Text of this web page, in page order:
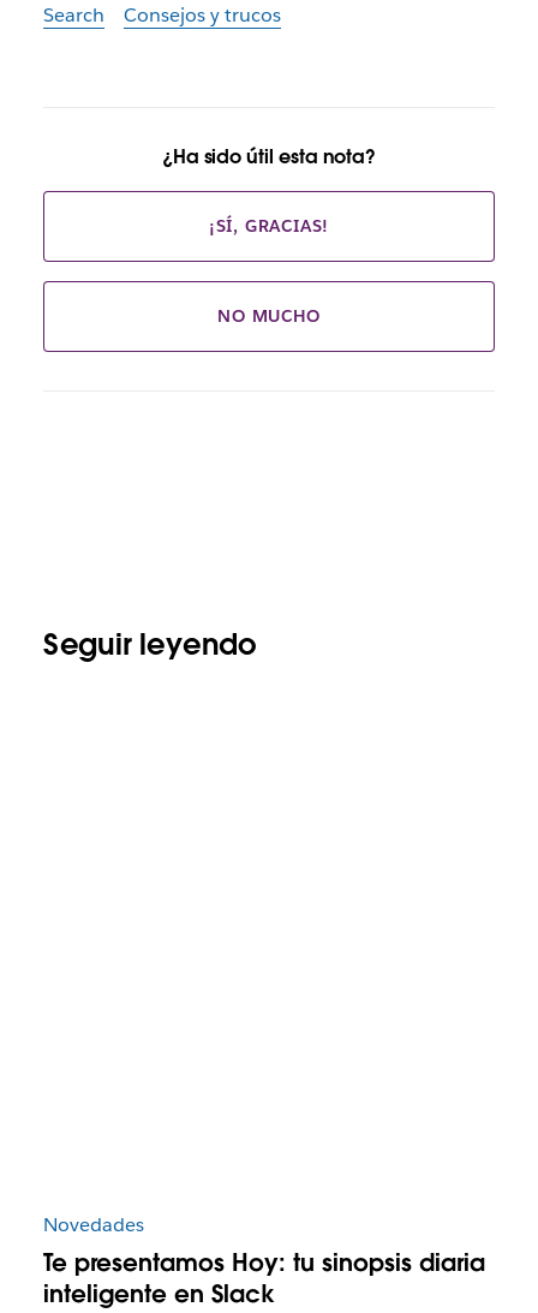
Search
Consejos y trucos
¿Ha sido útil esta nota?
¡SÍ, GRACIAS!
NO MUCHO
Seguir leyendo
Novedades
Te presentamos Hoy: tu sinopsis diaria
inteligente en Slack